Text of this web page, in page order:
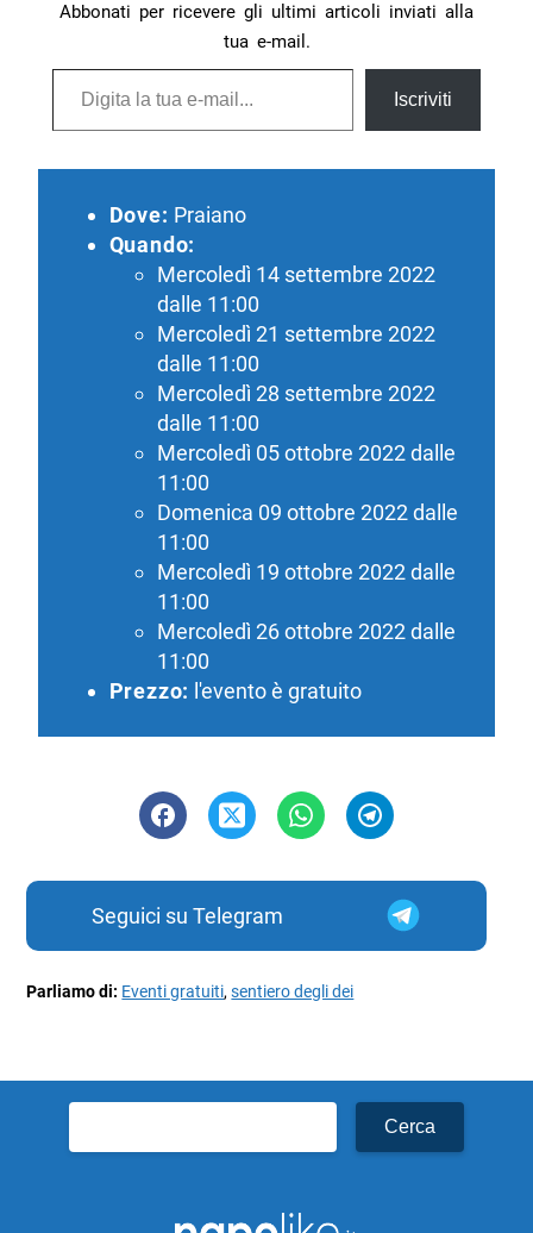
Abbonati per ricevere gli ultimi articoli inviati alla
tua e-mail.
Digita la tua e-mail...
Iscriviti
Dove: Praiano
Quando:
Mercoledì 14 settembre 2022
dalle 11:00
Mercoledì 21 settembre 2022
dalle 11:00
Mercoledì 28 settembre 2022
dalle 11:00
Mercoledì 05 ottobre 2022 dalle
11:00
Domenica 09 ottobre 2022 dalle
11:00
Mercoledì 19 ottobre 2022 dalle
11:00
Mercoledì 26 ottobre 2022 dalle
11:00
Prezzo: l'evento è gratuito
Seguici su Telegram
Parliamo di: Eventi gratuiti,sentiero degli dei
per: